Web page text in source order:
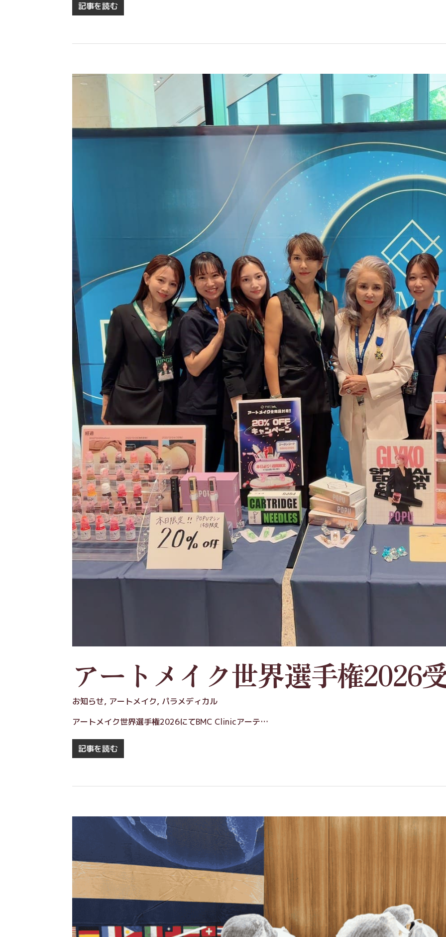
記事を読む
アートメイク世界選手権2026
お知らせ, アートメイク, パラメディカル
アートメイク世界選手権2026にてBMC Clinicアーテ…
記事を読む